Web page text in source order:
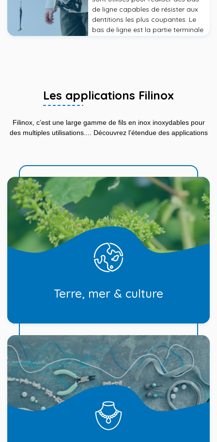
de ligne capables de résister aux
dentitions les plus coupantes. Le
bas de ligne est la partie terminale
Les applications Filinox
Filinox, c’est une large gamme de fils en inox inoxydables pour
des multiples utilisations.... Découvrez l’étendue des applications
Terre, mer & culture